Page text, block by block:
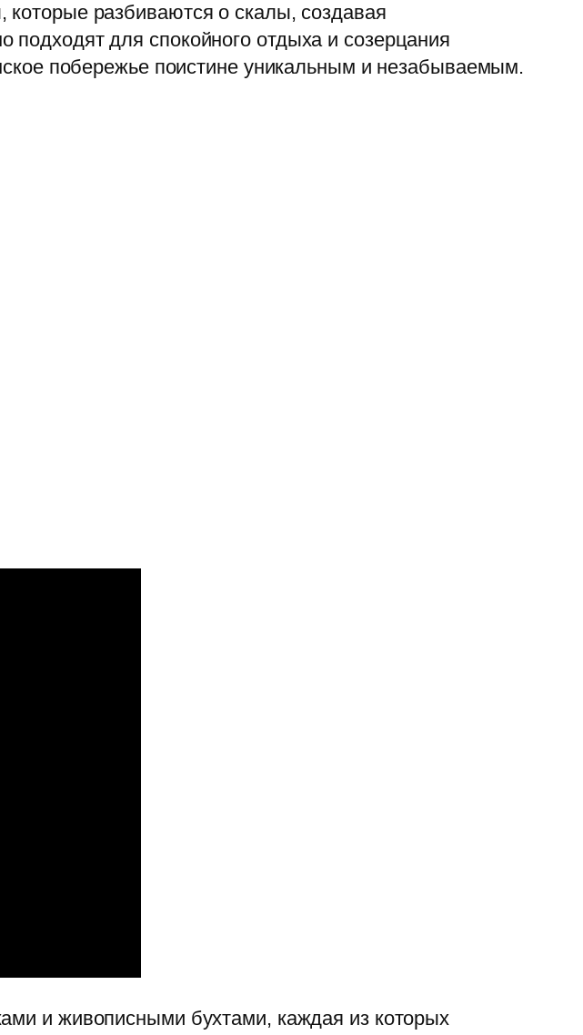
разбиваются о скалы, создавая
для спокойного отдыха и созерцания
побережье поистине уникальным и незабываемым.
и живописными бухтами, каждая из которых